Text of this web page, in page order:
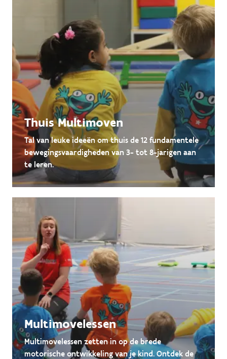
Thuis Multimoven
Tal van leuke ideeën om thuis de 12 fundamentele
bewegingsvaardigheden van 3- tot 8-jarigen aan
te leren.
Multimovelessen
Multimovelessen zetten in op de brede
motorische ontwikkeling van je kind. Ontdek de